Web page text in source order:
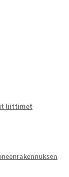
liittimet